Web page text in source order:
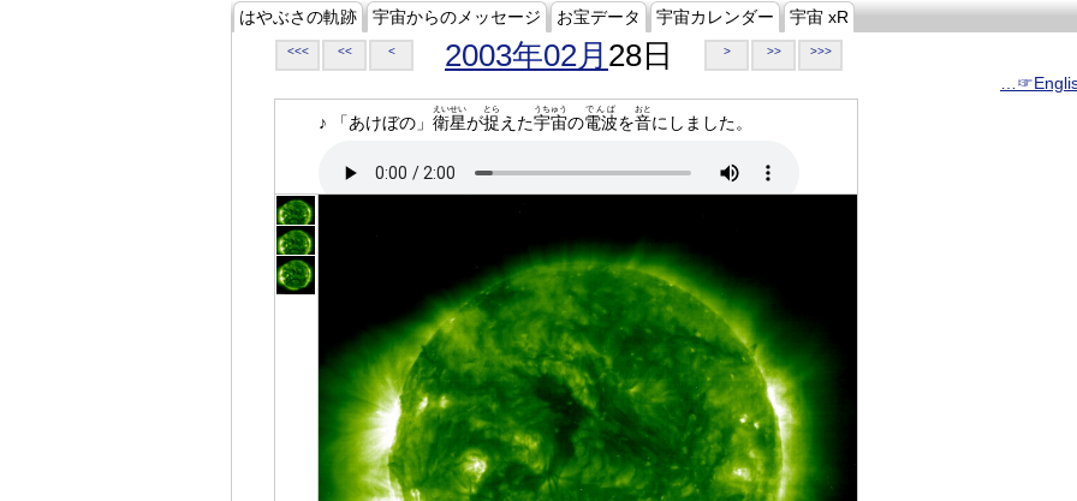
はやぶさの軌跡 宇宙からのメッセージ お宝データ 宇宙カレンダー 宇宙 xR
<<< << < 2003年02月 28日 > >> >>>
♪ 「あけぼの」 衛星
えいせい
が捉
とら
えた宇宙
うちゅう
の電波
でんぱ
を音
おと
にしました。